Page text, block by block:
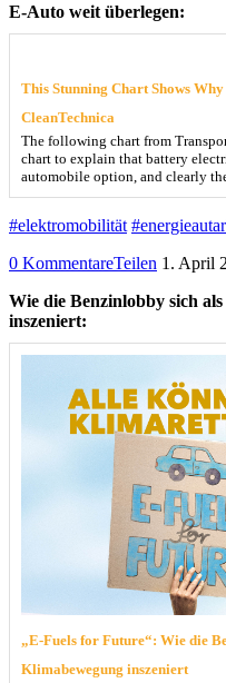
E-Auto weit überlegen:
This Stunning Chart Shows
CleanTechnica
The following chart from
chart to explain that battery
automobile option, and clearly
#elektromobilität
0 KommentareTeilen 1. April
Wie die Benzinlobby sich
inszeniert:
„E-Fuels for Future“: Wie die
Klimabewegung inszeniert